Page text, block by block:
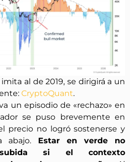
al de 2019, se dirigirá a un
CryptoQuant.
un episodio de «rechazo» en
se puso brevemente en
precio no logró sostenerse y
abajo. Estar en verde no
si el contexto